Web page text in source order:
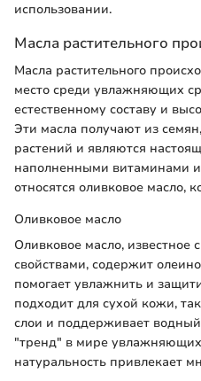
использовании.
Масла растительного
Масла растительного
место среди увлажняющих
естественному составу и
Эти масла получают из
растений и являются
наполненными витаминами
относятся оливковое масло,
Оливковое масло
Оливковое масло,
свойствами, содержит
помогает увлажнить и
подходит для сухой кожи,
слои и поддерживает
"тренд" в мире увлажняющих
натуральность привлекает